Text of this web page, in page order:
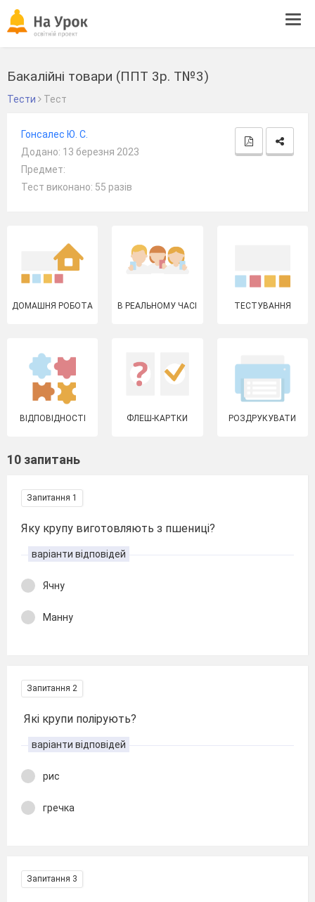
Бакалійні товари (ППТ 3р. Т№3)
Тести Тест
Гонсалес Ю. С.
Додано: 13 березня 2023
Предмет:
Тест виконано: 55 разів
ДОМАШНЯ РОБОТА В РЕАЛЬНОМУ ЧАСІ ТЕСТУВАННЯ
ВІДПОВІДНОСТІ ФЛЕШ-КАРТКИ РОЗДРУКУВАТИ
10 запитань
Запитання 1
Яку крупу виготовляють з пшениці?
варіанти відповідей
Ячну
Манну
Запитання 2
Які крупи полірують?
варіанти відповідей
рис
гречка
Запитання 3